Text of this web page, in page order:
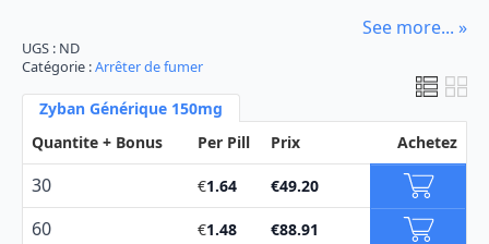
See more... »
UGS : ND
Catégorie :Arrêter de fumer
Zyban Générique 150mg
Quantite + Bonus
Per Pill Prix Achetez
30 €1.64 €49.20
60 €1.48 €88.91